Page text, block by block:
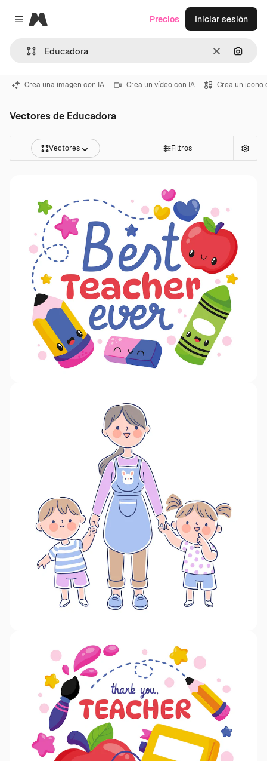
Close menu
Magnific
Borrar
Precios Iniciar sesión
Crea una imagen con IA Crea un vídeo con IA Crea un icono
Vectores de Educadora
Vectores Filtros